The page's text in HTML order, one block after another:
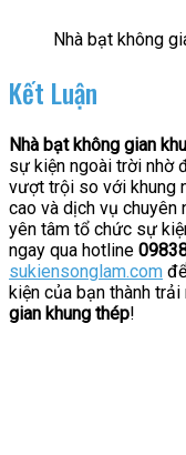
Nhà bạt không
Kết Luận
Nhà bạt không gian
sự kiện ngoài trời nhờ
vượt trội so với khung
cao và dịch vụ chuyên
yên tâm tổ chức sự
ngay qua hotline
sukiensonglam.com
kiện của bạn thành
gian khung thép!